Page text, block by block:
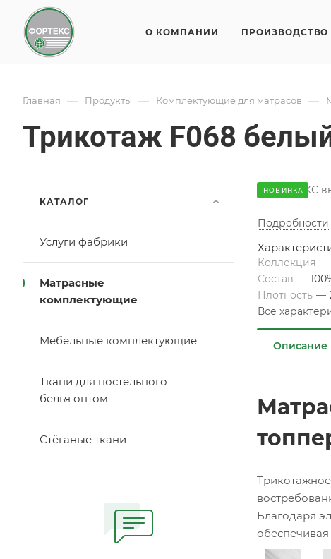
О КОМПАНИИ ПРОИЗВОДСТВО
Главная — Продукты — Комплектующие для матрасов —
Трикотаж F068
НОВИНКА
В ФОРТЕКС
Подробности
Коллекция —
Состав —
Плотность —
Все
Описание
Благодаря
КАТАЛОГ
Услуги фабрики
Матрасные
комплектующие
Мебельные комплектующие
Ткани для постельного
белья оптом
Стёганые ткани